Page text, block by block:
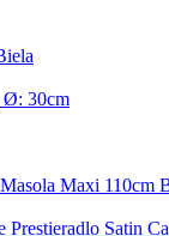
Ø: 30cm
Maxi 110cm
Prestieradlo Satin